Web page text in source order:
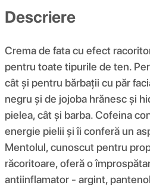
Descriere
Crema de fata cu efect
pentru toate tipurile de ten.
cât și pentru bărbații cu păr
negru și de jojoba hrănesc și
pielea, cât și barba. Cofeina
energie pielii și îi conferă un
Mentolul, cunoscut pentru
răcoritoare, oferă o
antiinflamator - argint,